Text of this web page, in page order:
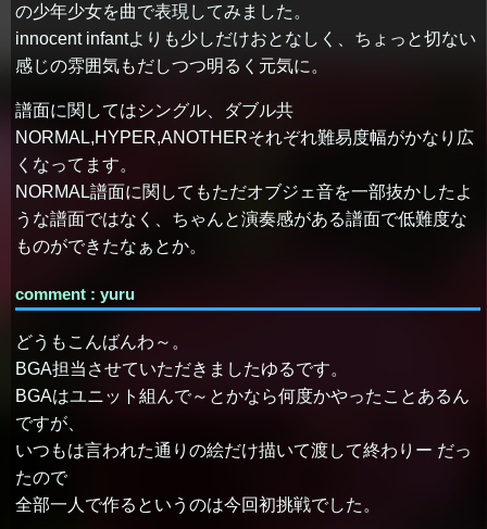
の少年少女を曲で表現してみました。
innocent infantよりも少しだけおとなしく、ちょっと切ない
感じの雰囲気もだしつつ明るく元気に。
譜面に関してはシングル、ダブル共
NORMAL,HYPER,ANOTHERそれぞれ難易度幅がかなり広
くなってます。
NORMAL譜面に関してもただオブジェ音を一部抜かしたよ
うな譜面ではなく、ちゃんと演奏感がある譜面で低難度な
ものができたなぁとか。
comment : yuru
どうもこんばんわ～。
BGA担当させていただきましたゆるです。
BGAはユニット組んで～とかなら何度かやったことあるん
ですが、
いつもは言われた通りの絵だけ描いて渡して終わりー だっ
たので
全部一人で作るというのは今回初挑戦でした。